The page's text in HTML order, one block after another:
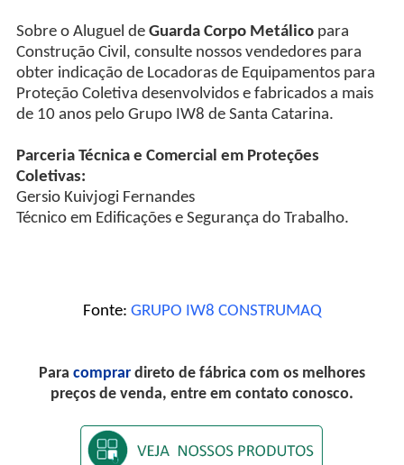
Sobre o Aluguel de Guarda Corpo Metálicopara
Construção Civil, consulte nossos vendedores para
obter indicação de Locadoras de Equipamentos para
Proteção Coletiva desenvolvidos e fabricados a mais
de 10 anos pelo Grupo IW8 de Santa Catarina.
Parceria Técnica e Comercial em Proteções
Coletivas:
Gersio Kuivjogi Fernandes
Técnico em Edificações e Segurança do Trabalho.
Fonte: GRUPO IW8 CONSTRUMAQ
Para comprar direto de fábrica com os melhores
preços de venda, entre em contato conosco.